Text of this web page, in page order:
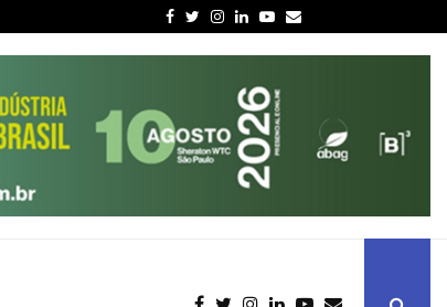
Facebook
Twitter
Instagram
LinkedinYoutube
Email